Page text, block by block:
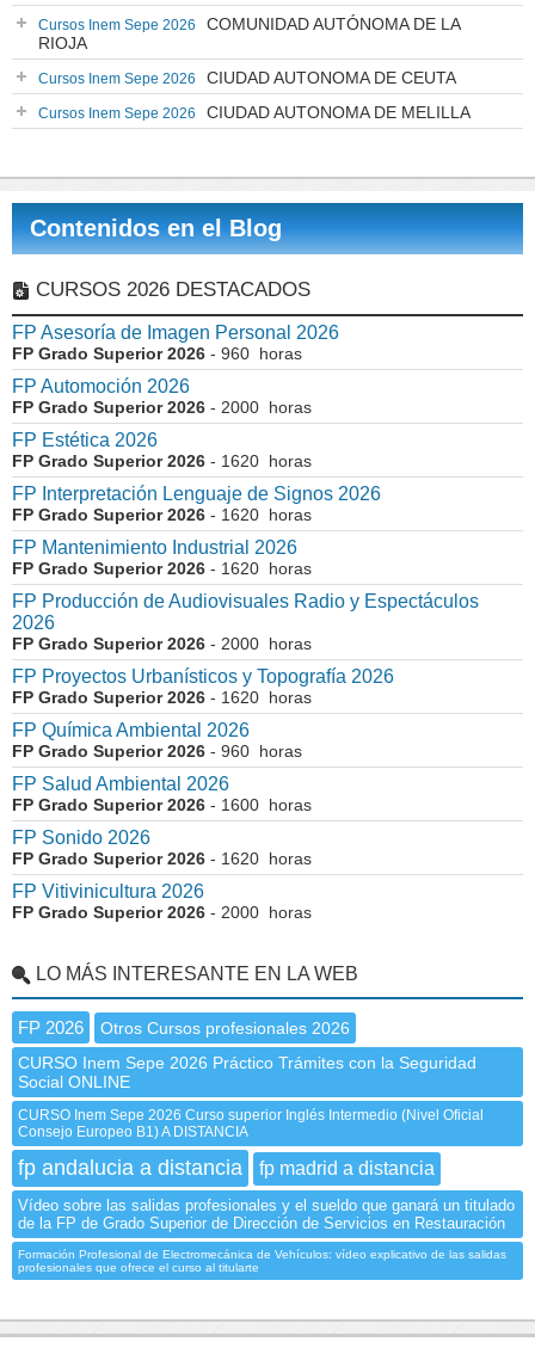
Cursos Inem Sepe 2026
COMUNIDAD AUTÓNOMA DE LA
RIOJA
Cursos Inem Sepe 2026 CIUDAD AUTONOMA DE CEUTA
Cursos Inem Sepe 2026 CIUDAD AUTONOMA DE MELILLA
Contenidos en el Blog
CURSOS 2026 DESTACADOS
FP Asesoría de Imagen Personal 2026
FP Grado Superior 2026 - 960 horas
FP Automoción 2026
FP Grado Superior 2026 - 2000 horas
FP Estética 2026
FP Grado Superior 2026 - 1620 horas
FP Interpretación Lenguaje de Signos 2026
FP Grado Superior 2026 - 1620 horas
FP Mantenimiento Industrial 2026
FP Grado Superior 2026 - 1620 horas
FP Producción de Audiovisuales Radio y Espectáculos
2026
FP Grado Superior 2026 - 2000 horas
FP Proyectos Urbanísticos y Topografía 2026
FP Grado Superior 2026 - 1620 horas
FP Química Ambiental 2026
FP Grado Superior 2026 - 960 horas
FP Salud Ambiental 2026
FP Grado Superior 2026 - 1600 horas
FP Sonido 2026
FP Grado Superior 2026 - 1620 horas
FP Vitivinicultura 2026
FP Grado Superior 2026 - 2000 horas
LO MÁS INTERESANTE EN LA WEB
FP 2026
Otros Cursos profesionales 2026
CURSO Inem Sepe 2026 Práctico Trámites con la Seguridad
Social ONLINE
CURSO Inem Sepe 2026 Curso superior Inglés Intermedio (Nivel Oficial
Consejo Europeo B1) A DISTANCIA
fp andalucia a distancia fp madrid a distancia
Vídeo sobre las salidas profesionales y el sueldo que ganará un titulado
de la FP de Grado Superior de Dirección de Servicios en Restauración
Formación Profesional de Electromecánica de Vehículos: vídeo explicativo de las salidas
profesionales que ofrece el curso al titularte